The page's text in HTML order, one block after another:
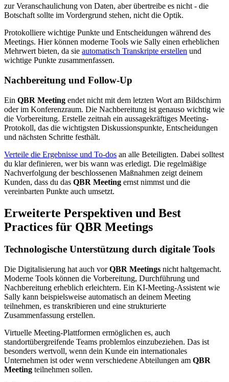
zur Veranschaulichung von Daten, aber übertreibe es nicht - die
Botschaft sollte im Vordergrund stehen, nicht die Optik.
Protokolliere wichtige Punkte und Entscheidungen während des
Meetings. Hier können moderne Tools wie Sally einen erheblichen
Mehrwert bieten, da sie automatisch Transkripte erstellen und
wichtige Punkte zusammenfassen.
Nachbereitung und Follow-Up
Ein QBR Meeting endet nicht mit dem letzten Wort am Bildschirm
oder im Konferenzraum. Die Nachbereitung ist genauso wichtig wie
die Vorbereitung. Erstelle zeitnah ein aussagekräftiges Meeting-
Protokoll, das die wichtigsten Diskussionspunkte, Entscheidungen
und nächsten Schritte festhält.
Verteile die Ergebnisse und To-dos an alle Beteiligten. Dabei solltest
du klar definieren, wer bis wann was erledigt. Die regelmäßige
Nachverfolgung der beschlossenen Maßnahmen zeigt deinem
Kunden, dass du das QBR Meeting ernst nimmst und die
vereinbarten Punkte auch umsetzt.
Erweiterte Perspektiven und Best
Practices für QBR Meetings
Technologische Unterstützung durch digitale Tools
Die Digitalisierung hat auch vorQBR Meetings nicht haltgemacht.
Moderne Tools können die Vorbereitung, Durchführung und
Nachbereitung erheblich erleichtern. Ein KI-Meeting-Assistent wie
Sally kann beispielsweise automatisch an deinem Meeting
teilnehmen, es transkribieren und eine strukturierte
Zusammenfassung erstellen.
Virtuelle Meeting-Plattformen ermöglichen es, auch
standortübergreifende Teams problemlos einzubeziehen. Das ist
besonders wertvoll, wenn dein Kunde ein internationales
Unternehmen ist oder wenn verschiedene Abteilungen am QBR
Meeting teilnehmen sollen.